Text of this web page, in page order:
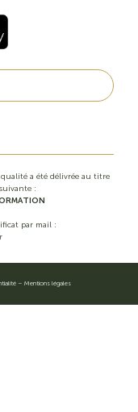
a été délivrée au titre
:
par mail :
– Mentions légales